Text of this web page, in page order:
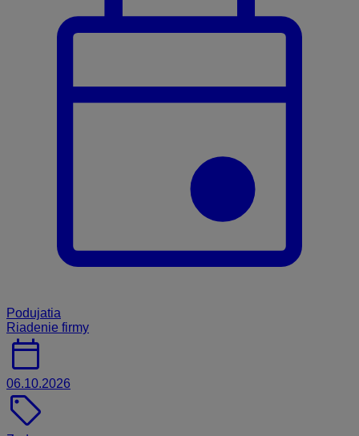
Podujatia
Riadenie firmy
calendar_today
06.10.2026
sell